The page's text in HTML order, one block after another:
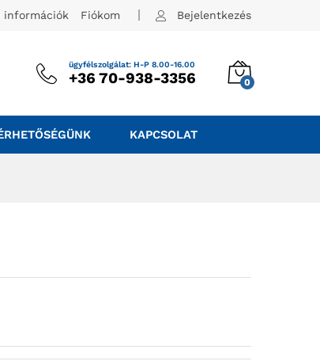
információk Fiókom Bejelentkezés
ügyfélszolgálat: H-P 8.00-16.00
+36 70-938-3356 0
KAPCSOLAT